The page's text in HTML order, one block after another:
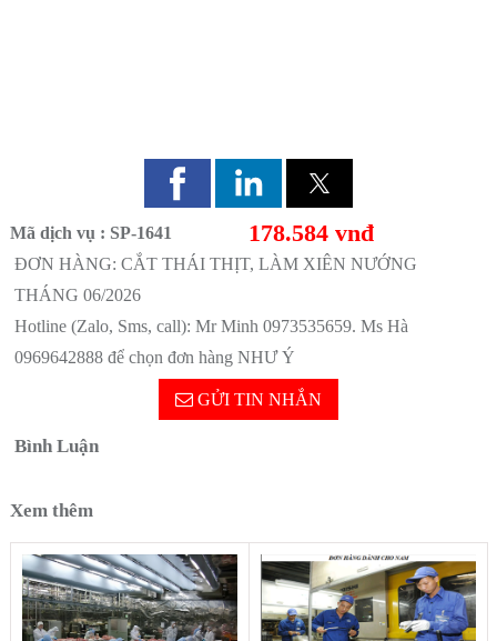
Mã dịch vụ : SP-1641 178.584 vnđ
ĐƠN HÀNG: CẮT THÁI THỊT, LÀM XIÊN NƯỚNG
THÁNG 06/2026
Hotline (Zalo, Sms, call): Mr Minh 0973535659. Ms Hà
0969642888 để chọn đơn hàng NHƯ Ý
GỬI TIN NHẮN
Bình Luận
Xem thêm